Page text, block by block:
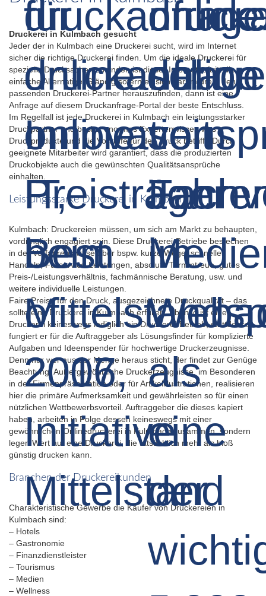
Druckerei in Kulmbach gesucht
Jeder der in Kulmbach eine Druckerei sucht, wird im Internet
sicher die richtige Druckerei finden. Um die ideale Druckerei für
spezielle Drucksachen zu finden ist dieser Internetauftritt die
einfache Alternative. Ständig sofern es sich darum dreht den
passenden Druckerei-Partner herauszufinden, dann ist eine
Anfrage auf diesem Druckanfrage-Portal der beste Entschluss.
Im Regelfall ist jede Druckerei in Kulmbach ein leistungsstarker
Druckpartner und besitzt enormes Expertenwissen was
Druckprodukte und die Vorstufe für den Druck betrifft. Durch
geeignete Mitarbeiter wird garantiert, dass die produzierten
Druckobjekte auch die gewünschten Qualitätsansprüche
einhalten.
Leistungsstarke Druckerei in Kulmbach
Kulmbach: Druckereien müssen, um sich am Markt zu behaupten,
vordringlich engagiert sein. Diese Druckerei-Betriebe bestechen
in der Verfahrensweise über bspw. kurze Wege, schnelles
Handeln, Fullservice-Leistungen, absolute Termintreue, gutes
Preis-/Leistungsverhältnis, fachmännische Beratung, usw. und
weitere individuelle Leistungen.
Faire Preise für den Druck, ausgezeichnete Druckqualität – das
sollte eine Druckerei in Kulmbach erfüllen. Ebenso ist eine
Druckerei keineswegs lediglich ein Druckerei-Betrieb, stattdessen
fungiert er für die Auftraggeber als Lösungsfinder für komplizierte
Aufgaben und Ideenspender für hochwertige Druckerzeugnisse.
Denn nur wer aus der Menge heraus sticht, der findet zur Genüge
Beachtung. Außergewöhnliche Druckerzeugnisse, im Besonderen
in der Firmenpräsentation oder für Artikelillustrationen, realisieren
hier die primäre Aufmerksamkeit und gewährleisten so für einen
nützlichen Wettbewerbsvorteil. Auftraggeber die dieses kapiert
haben, arbeiten in Folge dessen keineswegs mit einer
gewöhnlichen Onlinedruckerei in Kulmbach zusammen, sondern
legen Wert auf eine Druckerei, die tatsächlich mehr als bloß
günstig drucken kann.
Branchen der Druckereikunden
Charakteristische Gewerbe die Käufer von Druckereien in
Kulmbach sind:
– Hotels
– Gastronomie
– Finanzdienstleister
– Tourismus
– Medien
– Wellness